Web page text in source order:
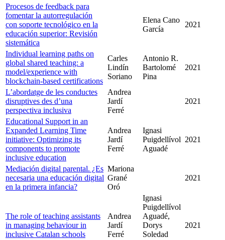
Procesos de feedback para
fomentar la autorregulación
con soporte tecnológico en la
educación superior: Revisión
sistemática
Elena Cano
García
2021
Individual learning paths on
global shared teaching: a
model/experience with
blockchain-based certifications
Carles
Lindín
Soriano
Antonio R.
Bartolomé
Pina
2021
L’abordatge de les conductes
disruptives des d’una
perspectiva inclusiva
Andrea
Jardí
Ferré
2021
Educational Support in an
Expanded Learning Time
initiative: Optimizing its
components to promote
inclusive education
Andrea
Jardí
Ferré
Ignasi
Puigdellívol
Aguadé
2021
Mediación digital parental. ¿Es
necesaria una educación digital
en la primera infancia?
Mariona
Grané
Oró
2021
The role of teaching assistants
in managing behaviour in
inclusive Catalan schools
Andrea
Jardí
Ferré
Ignasi
Puigdellívol
Aguadé,
Dorys
Soledad
2021